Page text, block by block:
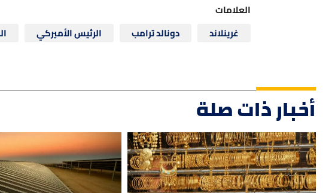
العلامات
غرينلاند
دونالد ترامب الرئيس الأميركي
أخبار ذات صلة